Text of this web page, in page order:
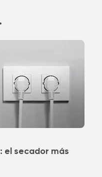
el secador más